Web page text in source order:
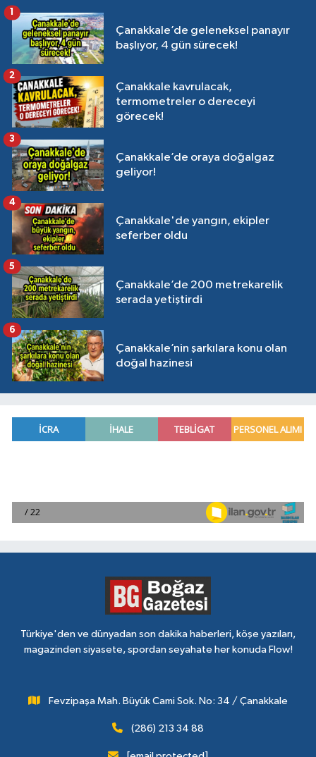
Çanakkale’de geleneksel panayır
başlıyor, 4 gün sürecek!
1
Çanakkale kavrulacak,
termometreler o dereceyi
görecek!
2
Çanakkale’de oraya doğalgaz
geliyor!
3
Çanakkale'de yangın, ekipler
seferber oldu
4
Çanakkale’de 200 metrekarelik
serada yetiştirdi
5
Çanakkale’nin şarkılara konu olan
doğal hazinesi
6
Türkiye'den ve dünyadan son dakika haberleri, köşe yazıları,
magazinden siyasete, spordan seyahate her konuda Flow!
Fevzipaşa Mah. Büyük Cami Sok. No: 34 / Çanakkale
(286) 213 34 88